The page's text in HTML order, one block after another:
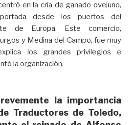
en la cría de ganado ovejuno,
desde los puertos del
de Europa. Este comercio,
y Medina del Campo, fue muy
los grandes privilegios e
la organización.
la importancia
Traductores de Toledo,